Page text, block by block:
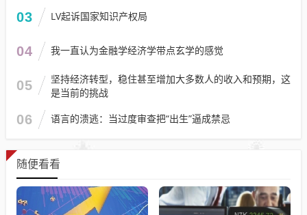
03 LV起诉国家知识产权局
04 我一直认为金融学经济学带点玄学的感觉
05
坚持经济转型，稳住甚至增加大多数人的收入和预期，这
是当前的挑战
06 语言的溃逃：当过度审查把“出生”逼成禁忌
随便看看